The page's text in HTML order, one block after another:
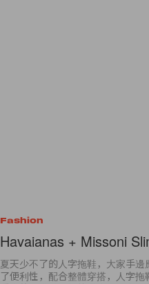
Fashion
Havaianas + Missoni
夏天少不了的人字拖鞋，大家手
了便利性，配合整體穿搭，人字